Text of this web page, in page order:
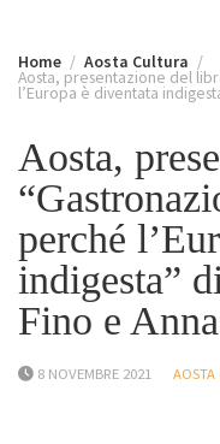
Home Aosta Cultura
Aosta, presentazione del
l’Europa è diventata
Aosta,
perché
indigesta”
Fino e
8 NOVEMBRE 2021 AOSTA